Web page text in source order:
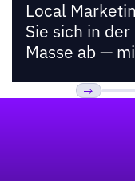
Local
Sie sich in
Masse ab —